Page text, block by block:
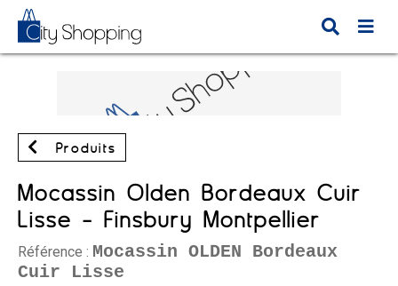
Produits
Mocassin Olden Bordeaux Cuir
Lisse - Finsbury Montpellier
Référence : Mocassin OLDEN Bordeaux
Cuir Lisse